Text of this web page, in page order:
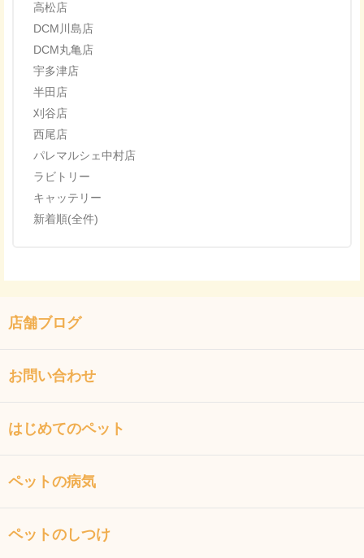
高松店
DCM川島店
DCM丸亀店
宇多津店
半田店
刈谷店
西尾店
パレマルシェ中村店
ラビトリー
キャッテリー
新着順(全件)
店舗ブログ
お問い合わせ
はじめてのペット
ペットの病気
ペットのしつけ